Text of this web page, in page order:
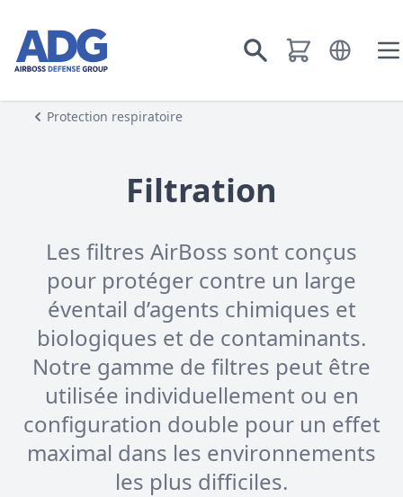
Aller à la page d’accueil
Aller à la recherche
Ouvrir le
Protection respiratoire
Filtration
Les filtres AirBoss sont conçus
pour protéger contre un large
éventail d’agents chimiques et
biologiques et de contaminants.
Notre gamme de filtres peut être
utilisée individuellement ou en
configuration double pour un effet
maximal dans les environnements
les plus difficiles.